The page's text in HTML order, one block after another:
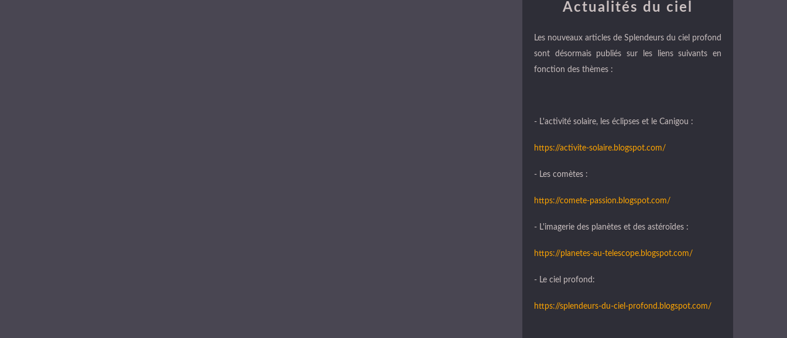
Actualités du ciel
Les nouveaux articles de Splendeurs du ciel profond
sont désormais publiés sur les liens suivants en
fonction des thèmes :
- L'activité solaire, les éclipses et le Canigou :
https://activite-solaire.blogspot.com/
- Les comètes :
https://comete-passion.blogspot.com/
- L'imagerie des planètes et des astéroïdes :
https://planetes-au-telescope.blogspot.com/
- Le ciel profond:
https://splendeurs-du-ciel-profond.blogspot.com/